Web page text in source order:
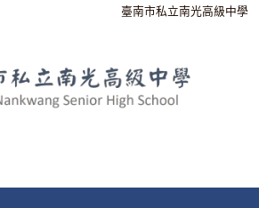
臺南市私立南光高級中學